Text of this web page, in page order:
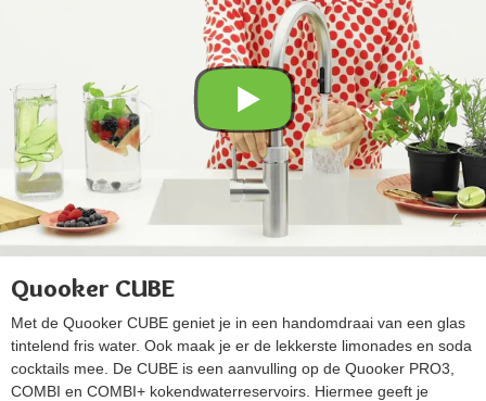
Quooker CUBE
Met de Quooker CUBE geniet je in een handomdraai van een glas
tintelend fris water. Ook maak je er de lekkerste limonades en soda
cocktails mee. De CUBE is een aanvulling op de Quooker PRO3,
COMBI en COMBI+ kokendwaterreservoirs. Hiermee geeft je